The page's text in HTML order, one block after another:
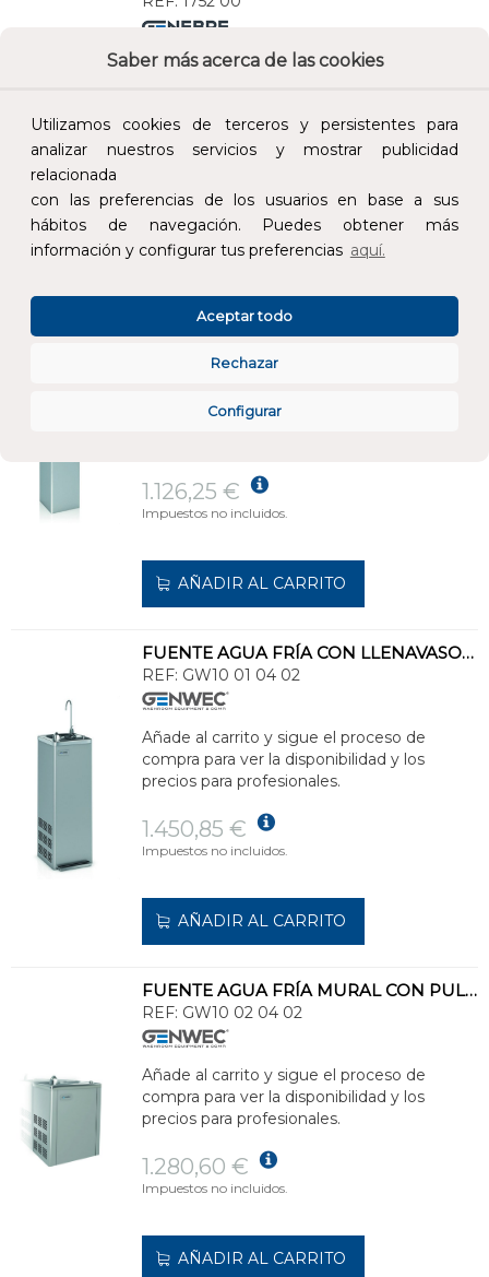
Saber más acerca de las cookies
Utilizamos cookies de terceros y persistentes para
analizar nuestros servicios y mostrar publicidad
relacionada
con las preferencias de los usuarios en base a sus
hábitos de navegación. Puedes obtener más
información y configurar tus preferencias aquí.
Configurar
Rechazar
Aceptar todo
Añade al carrito y sigue el proceso de
220,47 €
AÑADIR AL CARRITO
REF:GW10 14 04 02
compra para ver la disponibilidad y los
1.126,25 €
Impuestos no incluidos.
AÑADIR AL CARRITO
FUENTE AGUA FRÍA CON LLENAVASOS, ACCIONADO POR PEDAL 35 LITROS/HORA
REF: GW10 01 04 02
Añade al carrito y sigue el proceso de
compra para ver la disponibilidad y los
precios para profesionales.
1.450,85 €
Impuestos no incluidos.
AÑADIR AL CARRITO
FUENTE AGUA FRÍA MURAL CON PULSADOR 35 LITROS/HORA
REF: GW10 02 04 02
Añade al carrito y sigue el proceso de
compra para ver la disponibilidad y los
precios para profesionales.
1.280,60 €
Impuestos no incluidos.
AÑADIR AL CARRITO